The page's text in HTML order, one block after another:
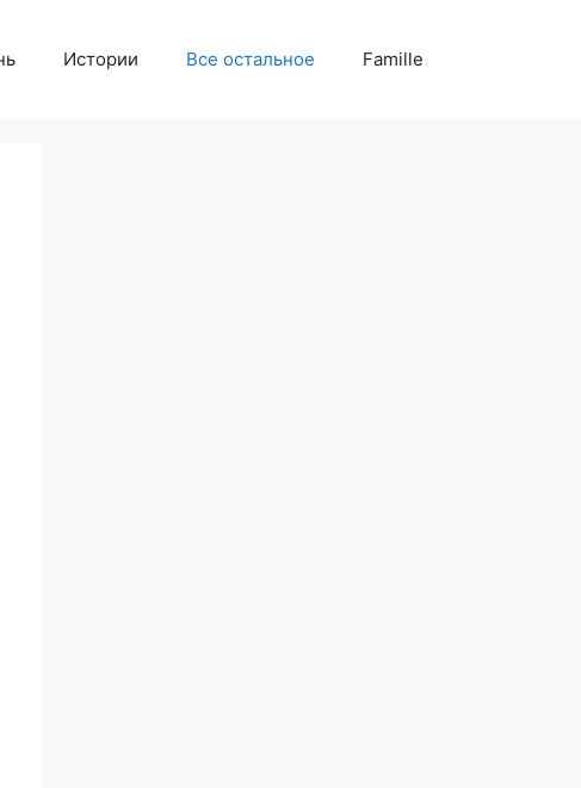
Истории Все остальное Famille